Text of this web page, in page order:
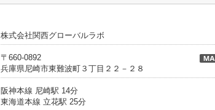
株式会社関西グローバルラボ
〒660-0892
兵庫県尼崎市東難波町３丁目２２－２８
阪神本線 尼崎駅 14分
東海道本線 立花駅 25分